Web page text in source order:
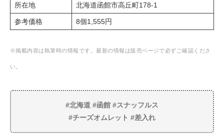
所在地 北海道函館市高丘町178-1
参考価格 8個1,555円
※掲載内容は執筆時の情報です。最新の情報は販売ページで必ずご確認くださ
い。
#北海道 #函館 #スナッフルス
#チーズオムレット #差入れ